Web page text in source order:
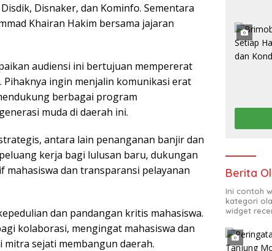
Disnaker, dan Kominfo. Sementara
Khairan Hakim bersama jajaran
audiensi ini bertujuan mempererat
ingin menjalin komunikasi erat
berbagai program
muda di daerah ini.
antara lain penanganan banjir dan
kerja bagi lulusan baru, dukungan
dan transparansi pelayanan
dan pandangan kritis mahasiswa.
kolaborasi, mengingat mahasiswa dan
sejati membangun daerah.
Berita
Ini contoh
kategori
widget